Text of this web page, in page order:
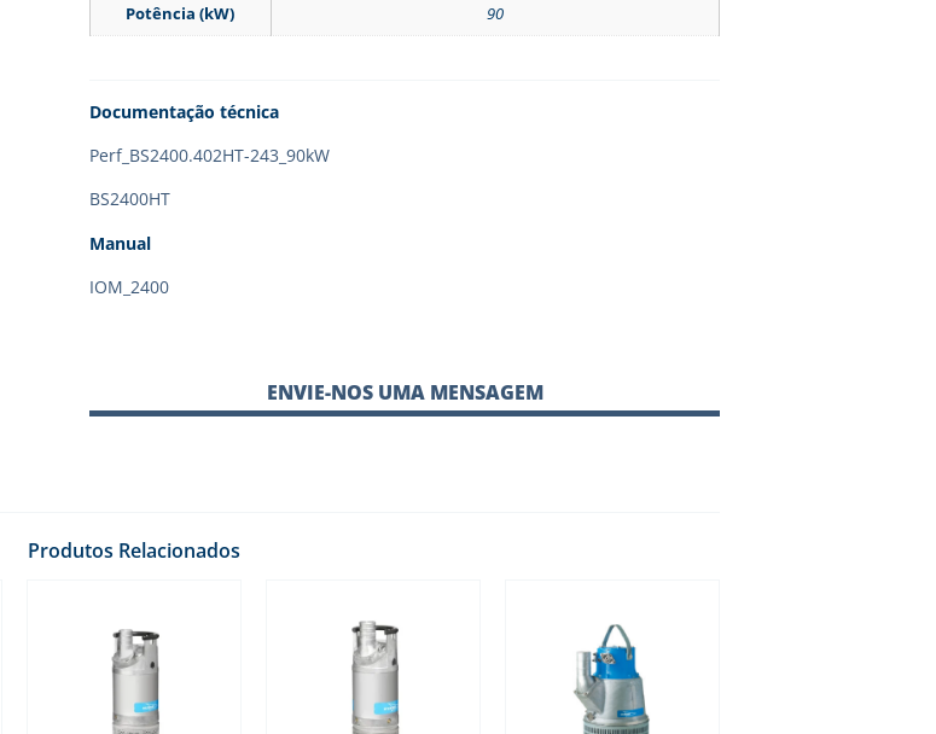
Potência (kW)
90
Documentação técnica
Perf_BS2400.402HT-243_90kW
BS2400HT
Manual
IOM_2400
ENVIE-NOS UMA MENSAGEM
Produtos Relacionados